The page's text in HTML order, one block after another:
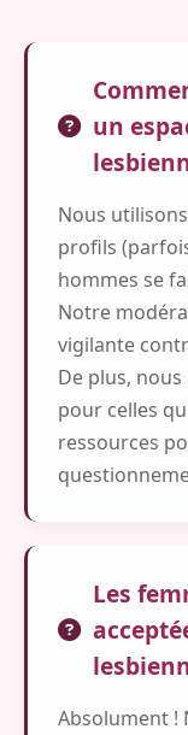
un
Nous
profils
hommes se
Notre
vigilante
De plus,
pour celles
ressources
Les
Absolument !